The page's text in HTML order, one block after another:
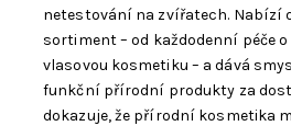
netestování na zvířatech. Nabízí
sortiment – od každodenní péče
vlasovou kosmetiku – a dává
funkční přírodní produkty za
dokazuje, že přírodní kosmetika